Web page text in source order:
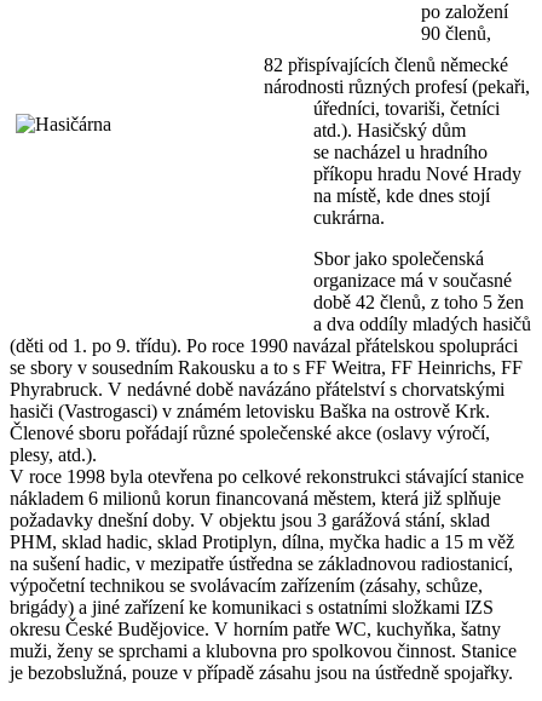
po založení
90 členů,
82 přispívajících členů německé
národnosti různých profesí (pekaři,
úředníci, tovariši, četníci
atd.). Hasičský dům
se nacházel u hradního
příkopu hradu Nové Hrady
na místě, kde dnes stojí
cukrárna.
Sbor jako společenská
organizace má v současné
době 42 členů, z toho 5 žen
a dva oddíly mladých hasičů
(děti od 1. po 9. třídu). Po roce 1990 navázal přátelskou spolupráci
se sbory v sousedním Rakousku a to s FF Weitra, FF Heinrichs, FF
Phyrabruck. V nedávné době navázáno přátelství s chorvatskými
hasiči (Vastrogasci) v známém letovisku Baška na ostrově Krk.
Členové sboru pořádají různé společenské akce (oslavy výročí,
plesy, atd.).
V roce 1998 byla otevřena po celkové rekonstrukci stávající stanice
nákladem 6 milionů korun financovaná městem, která již splňuje
požadavky dnešní doby. V objektu jsou 3 garážová stání, sklad
PHM, sklad hadic, sklad Protiplyn, dílna, myčka hadic a 15 m věž
na sušení hadic, v mezipatře ústředna se základnovou radiostanicí,
výpočetní technikou se svolávacím zařízením (zásahy, schůze,
brigády) a jiné zařízení ke komunikaci s ostatními složkami IZS
okresu České Budějovice. V horním patře WC, kuchyňka, šatny
muži, ženy se sprchami a klubovna pro spolkovou činnost. Stanice
je bezobslužná, pouze v případě zásahu jsou na ústředně spojařky.